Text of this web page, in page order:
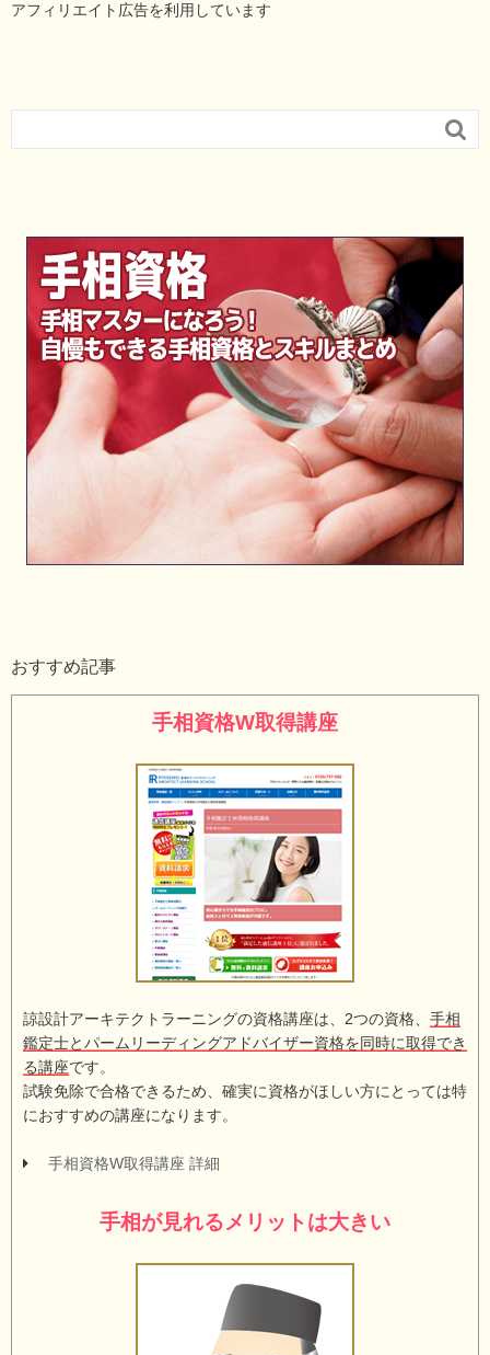
アフィリエイト広告を利用しています

おすすめ記事
手相資格W取得講座
諒設計アーキテクトラーニングの資格講座は、2つの資格、 手相
鑑定士とパームリーディングアドバイザー資格を同時に取得でき
る講座です。
試験免除で合格できるため、確実に資格がほしい方にとっては特
におすすめの講座になります。
手相資格W取得講座 詳細
手相が見れるメリットは大きい